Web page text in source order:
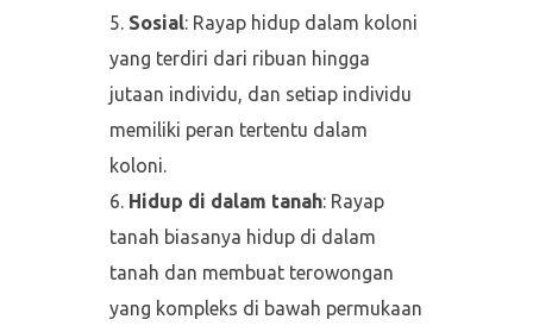
Sosial: Rayap hidup dalam koloni
yang terdiri dari ribuan hingga
jutaan individu, dan setiap individu
memiliki peran tertentu dalam
koloni.
Hidup di dalam tanah: Rayap
tanah biasanya hidup di dalam
tanah dan membuat terowongan
yang kompleks di bawah permukaan